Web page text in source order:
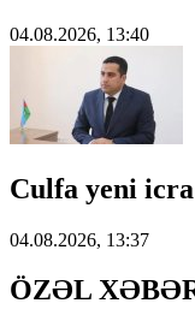
04.08.2026, 13:40
Culfa yeni icra
04.08.2026, 13:37
ÖZƏL